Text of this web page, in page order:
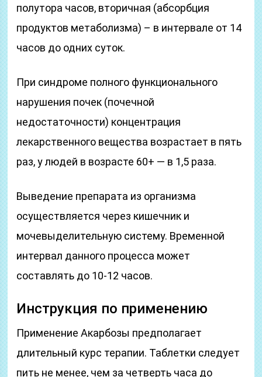
полутора часов, вторичная (абсорбция
продуктов метаболизма) – в интервале от 14
часов до одних суток.
При синдроме полного функционального
нарушения почек (почечной
недостаточности) концентрация
лекарственного вещества возрастает в пять
раз, у людей в возрасте 60+ — в 1,5 раза.
Выведение препарата из организма
осуществляется через кишечник и
мочевыделительную систему. Временной
интервал данного процесса может
составлять до 10-12 часов.
Инструкция по применению
Применение Акарбозы предполагает
длительный курс терапии. Таблетки следует
пить не менее, чем за четверть часа до